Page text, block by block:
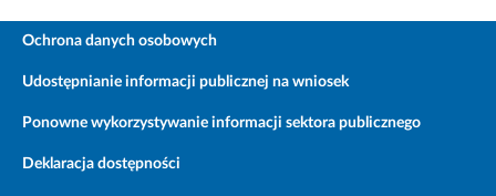
Ochrona danych osobowych
Udostępnianie informacji publicznej na wniosek
Ponowne wykorzystywanie informacji sektora publicznego
Deklaracja dostępności